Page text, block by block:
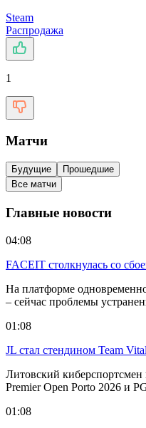
Steam
Распродажа
1
Матчи
Будущие
Прошедшие
Все матчи
Главные новости
04:08
FACEIT столкнулась со
На платформе
– сейчас проблемы
01:08
JL стал стендином Team
Литовский
Premier Open Porto 2026 и
01:08